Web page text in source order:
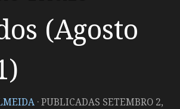
(Agosto
· PUBLICADAS SETEMBRO 2,